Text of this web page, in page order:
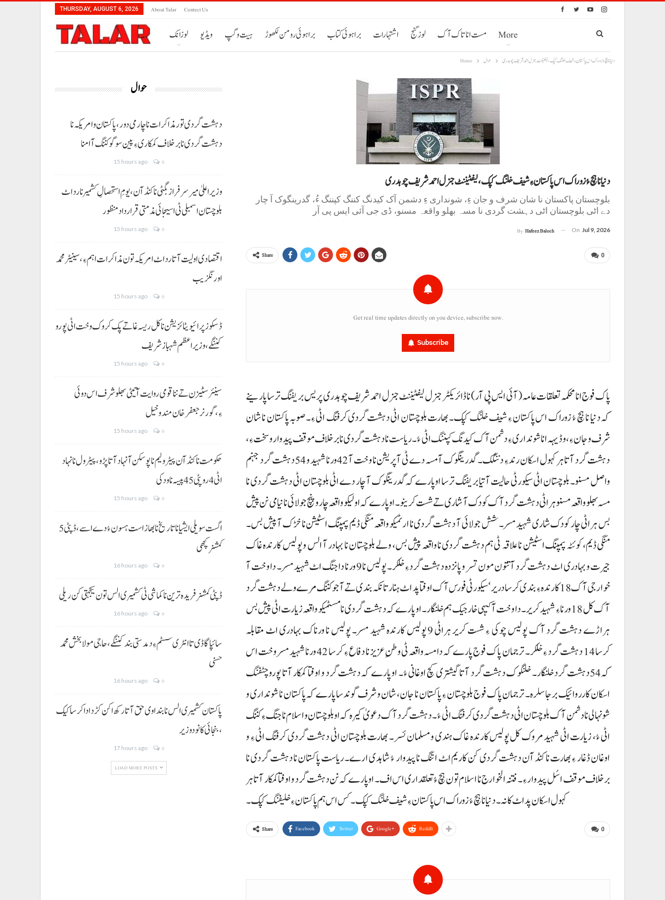
THURSDAY, AUGUST 6, 2026 About Talar Contect Us
لوزانک ویڈیو ہیت و گپ براہوئی رومن لکھوڑ براہوئی کتاب اشتہارات لوز گنج مست انا تاک آک More
Home حوال دنیا نا ہچ ءُ زوراک اس پاکستان ءِ شیف خلنگ کپک،لیفٹیننٹ جنرل احمد شریف چوہدری
دنیا نا ہچ ءُ زوراک اس پاکستان ءِ شیف خلنگ کپک،لیفٹیننٹ جنرل احمد شریف چوہدری
بلوچستان پاکستان نا شان شرف و جان ءِ، شونداری ءِ دشمن آک کیدنگ کننگ کپننگ ءُ، گدرینگوک آ چار
دے اٹی بلوچستان اٹی دہشت گردی نا مسہ بھلو واقعہ مسنو، ڈی جی آئی ایس پی آر
By Hafeez Baloch On Jul 9, 2026
0
Share
Get real time updates directly on you device, subscribe now.
Subscribe
پاک فوج انا محکمہ تعلقات عامہ (آئی ایس پی آر) نا ڈائریکٹر جنرل لیفٹیننٹ جنرل احمد شریف چوہدری پریس بریفنگ ترسا پارینے
کہ دنیا نا ہچ ءُ زوراک اس پاکستان ءِ شیف خلنگ کپک۔ بھارت بلوچستان اٹی دہشت گردی کرفنگ اٹی ءِ۔ صوبہ پاکستان نا شان
شرف و جان ءِ، و ڈیہہ انا شونداری ءِ دشمن آک کیدنگ کپننگ اٹی ءُ۔ ریاست نا دہشت گردی نا برخلاف موقف پیدوار و سخت ءِ،
دہشت گرد آتا ہر کہول اسکان رند ءِ دننگک۔ گدرینگوک آ مسہ دے ٹی آپریشن نا وخت آ 42 ورنا شہید و 54 دہشت گرد جہنم
واصل مسنو۔ بلوچستان اٹی سیکورٹی حالیت آتیا بریفنگ ترسا او پارے کہ گدرینگوک آ چار دے اٹی بلوچستان اٹی دہشت گردی نا
مسہ بھلو واقعہ مسنو ہراٹی دہشت گرد آک کودک آ شاری تے شست کرینو۔او پارے کہ اولیکو واقعہ چار و پنچ جولائی نا نیامی نن پیش
بس ہراٹی چار کودک شاری شہید مسر۔ شش جولائی آ دہشت گردی نا ارٹمیکو واقعہ منگی ڈیم پمپنگ اسٹیشن نا خڑک آ پیش بس۔
منگی ڈیم، کوئٹہ پمپنگ اسٹیشن نا علاقہ ٹی ہم دہشت گردی نا واقعہ پیش بس، ولے بلوچستان نا بہادر آ الس و پولیس کارندہ غاک
جیرت و بہادری اٹ دہشت گرد آتتون مون تسر و پانزدہ دہشت گرد ءِ خلکر۔ پولیس نا 9 ورنا دا جنگ اٹ شہید مسر۔ دا وخت آ
خوارجی آک 18 کارندہ ءِ بندی کرسا دریر‘ سیکورٹی فورس آک اوفتا پد اٹ ہنار تانکہ بندی تے آجو کننگ مرے ولے دہشت گرد
آک کل 18 ورنا ءِ شہید کریر۔ دا وخت آ کیہی خارجیک ہم خلنگار۔ او پارے کہ دہشت گردی نا مسٹمیکو واقعہ زیارت اٹی پیش بس
ہراڑے دہشت گرد آک پولیس چوکی ءِ شست کریر ہراٹی 9 پولیس کارندہ شہید مسر۔ پولیس نا ورناک بہادری اٹ مقابلہ
کرسا 14 دہشت گرد ءِ خلکر۔ ترجمان پاک فوج پارے کہ دا مسہ واقعہ ٹی وطنِ عزیز نا دفاع ءِ کرسا 42 ورنا شہید مسر وخت اس
کہ 54دہشت گرد خلنگار۔ خلنگوک دہشت گرد آتا گیشتری کچ اوغانی ءُ۔ او پارے کہ دہشت گرد و اوفتا کمکار آتا پورو چٹفنگ
اسکان کارروائیک برجا سلرہ۔ ترجمان پاک فوج بلوچستان ءِ پاکستان نا جان، شان و شرف گوندسا پارے کہ پاکستان نا شونداری و
شونہالی نا دشمن آک بلوچستان اٹی دہشت گردی کرفنگ اٹی ءُ۔ دہشت گرد آک دعویٰ کیرہ کہ او بلوچستان و اسلام نا جنگ ءِ کننگ
اٹی ءُ، زیارت اٹی شہید مروک کل پولیس کارندہ غاک ہندی ومسلمان ئسر۔ بھارت بلوچستان اٹی دہشت گردی کرفنگ اٹی ءِ و
اوغان ڈغار ءِ بھارت نا کنڈ آن دہشت گردی کن کاریم اٹ اتنگ نا پیدوار ءُ شاہدی ارے۔ ریاست پاکستان نا دہشت گردی نا
برخلاف موقف اسُل پیدوار ءِ۔ فتنہ الخوارج نا اسلام تون ہچ ءُ تعلقداری اس اف۔ او پارے کہ نن دہشت گرد و اوفتا کمکار آتا ہر
کہول اسکان پد اٹ کانہ۔ دنیا نا ہچ ءُ زوراک اس پاکستان ءِ شیف خلنگ کپک۔ کس اس ہم پاکستان ءِ خلیفنگ کپک۔
0
Share Facebook Twitter Google+ ReddIt
حوال
دہشت گردی تور مذاکرات نا چارمی دور،پاکستان و امریکہ نا
دہشت گردی نا برخلاف کمکاری ءِ پین سوگو کننگ آ امنا
15 hours ago 0
وزیراعلیٰ میر سرفراز بگٹی نا کنڈ آن،یومِ استحصالِ کشمیر نا رد اٹ
بلوچستان اسمبلی ٹی اسیجائی مذمتی قرارداد منظور
15 hours ago 0
اقتصادی اولیت آتا رد اٹ امریکہ تون مذاکرات اہم ءِ،سینیٹر محمد
اورنگزیب
15 hours ago 0
ڈسکوز پرائیویٹائزیشن نا کل ریسہ غاتے پک کروک وخت اٹی پورو
کننگے ،وزیراعظم شہباز شریف
15 hours ago 0
سینئر سٹیزن تے ننا قومی روایت آتیٹی بھلو شرف اس دوئی
ءِ،گورنر جعفرخان مندوخیل
15 hours ago 0
حکومت نا کنڈ آن پیٹرولیم نا پوسکن آ نہاد آتا پڑو،پیٹرول نا نہاد
اٹی 4 روپئی 45 پیسہ نا ودکی
15 hours ago 0
5 اگست سویلی ایشیا نا تاریخ نا بھاز است ہسون ءُ دے اسے،ڈپٹی
کمشنر کچھی
16 hours ago 0
ڈپٹی کمشنر فریدہ ترین نا کماشی ٹی کشمیری الس تون یکجہتی کن ریلی
16 hours ago 0
سائپا گاڈی تا انٹری سسٹم ءِ دمدستی بند کننگے، حاجی مولا بخش محمد
حسنی
16 hours ago 0
پاکستان کشمیری الس نا بنداوی حق آتا رکھ اکن کڑد ادا کرسا کیک
،بنجائی کانودوزیر
17 hours ago 0
LOAD MORE POSTS